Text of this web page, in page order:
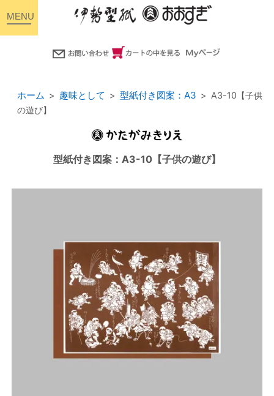
ホーム 趣味として 型紙付き図案：A3
A3-10【子供
の遊び】
型紙付き図案：A3-10【子供の遊び】
toggle
navigation